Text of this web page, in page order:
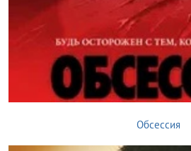
Обсессия